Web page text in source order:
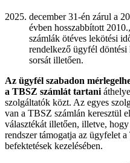
december 31-én zárul a
évben hosszabbított
számlák ötéves lekötési
rendelkező ügyfél
sorsát illetően.
Az ügyfél szabadon
a TBSZ számlát tartani
szolgáltatók közt. Az egyes
van a TBSZ számlán keresztül
választékát illetően, illetve,
rendszer támogatja az ügyfelet
befektetések kezelésében.